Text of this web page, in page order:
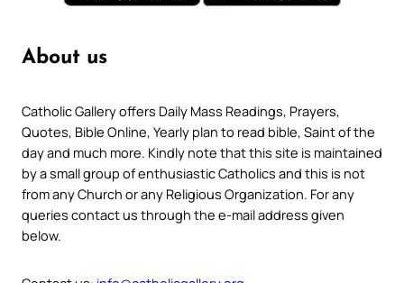
About us
Catholic Gallery offers Daily Mass Readings, Prayers,
Quotes, Bible Online, Yearly plan to read bible, Saint of the
day and much more. Kindly note that this site is maintained
by a small group of enthusiastic Catholics and this is not
from any Church or any Religious Organization. For any
queries contact us through the e-mail address given
below.